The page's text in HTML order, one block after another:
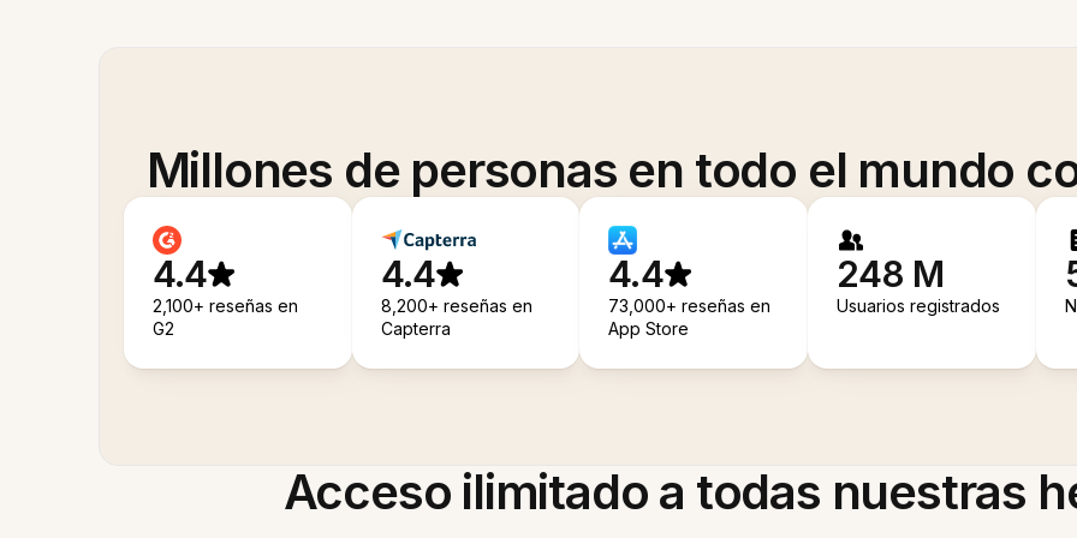
Millones de personas en todo el mundo
4.4
2,100+ reseñas en
G2
4.4
8,200+ reseñas en
Capterra
4.4
73,000+ reseñas en
App Store
248 M
Usuarios registrados
Acceso ilimitado a todas nuestras